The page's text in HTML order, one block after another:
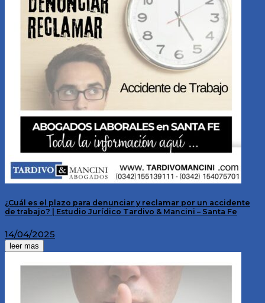
¿Cuál es el plazo para denunciar y reclamar por un accidente
de trabajo? | Estudio Jurídico Tardivo & Mancini – Santa Fe
14/04/2025
leer mas